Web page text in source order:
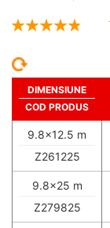
Rating:
DIMENSIUNE
COD PRODUS
9.8x12.5 m
Z261225
9.8x25 m
Z279825